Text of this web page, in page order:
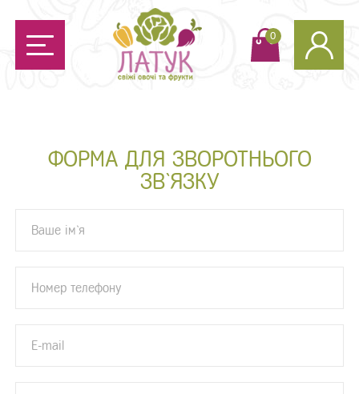
0
ФОРМА ДЛЯ ЗВОРОТНЬОГО
ЗВ`ЯЗКУ